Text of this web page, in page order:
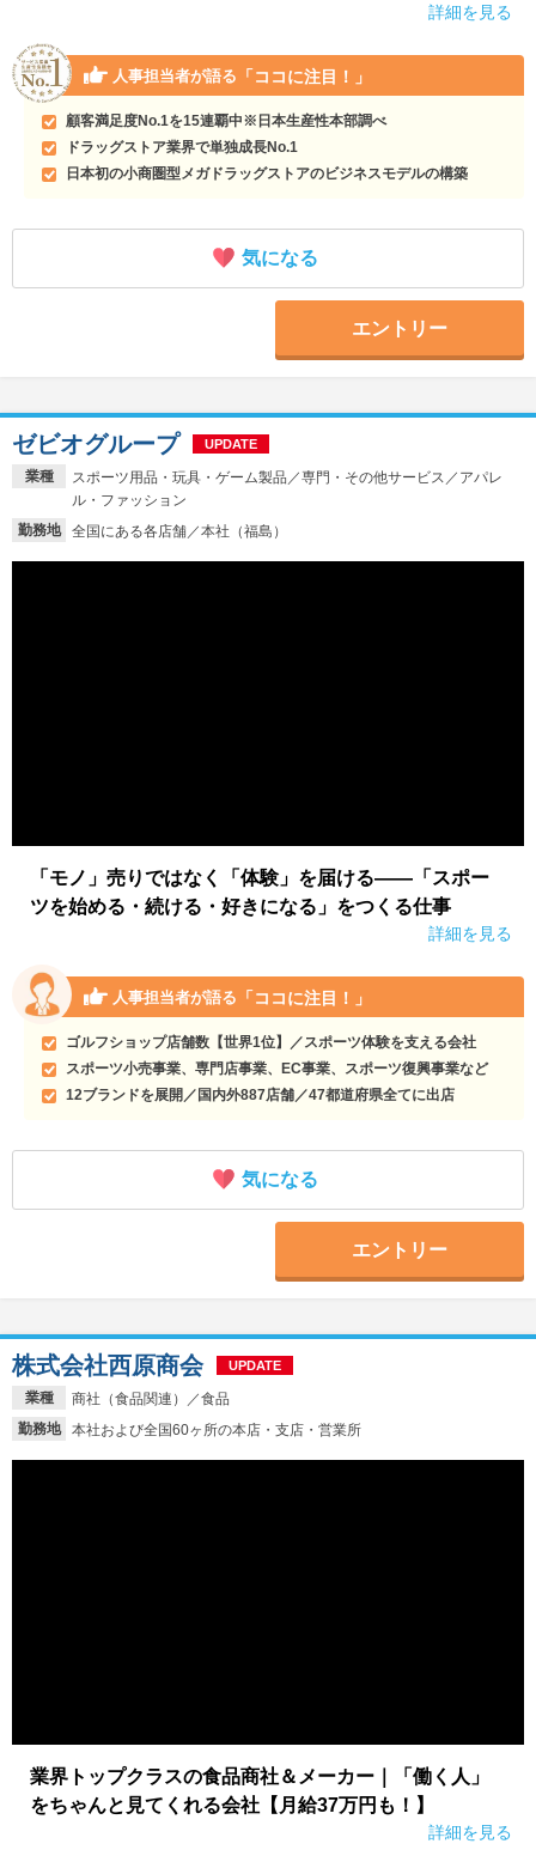
詳細を見る
人事担当者が語る 「ココに注目！」
顧客満足度No.1を15連覇中※日本生産性本部調べ
ドラッグストア業界で単独成長No.1
日本初の小商圏型メガドラッグストアのビジネスモデルの構築
気になる
エントリー
業種
スポーツ用品・玩具・ゲーム製品／専門・その他サービス／アパレ
ル・ファッション
勤務地
全国にある各店舗／本社（福島）
ゼビオグループ UPDATE
「モノ」売りではなく「体験」を届ける――「スポー
ツを始める・続ける・好きになる」をつくる仕事
詳細を見る
人事担当者が語る 「ココに注目！」
ゴルフショップ店舗数【世界1位】／スポーツ体験を支える会社
スポーツ小売事業、専門店事業、EC事業、スポーツ復興事業など
12ブランドを展開／国内外887店舗／47都道府県全てに出店
気になる
エントリー
業種
商社（食品関連）／食品
勤務地
本社および全国60ヶ所の本店・支店・営業所
株式会社西原商会 UPDATE
業界トップクラスの食品商社＆メーカー｜「働く人」
をちゃんと見てくれる会社【月給37万円も！】
詳細を見る